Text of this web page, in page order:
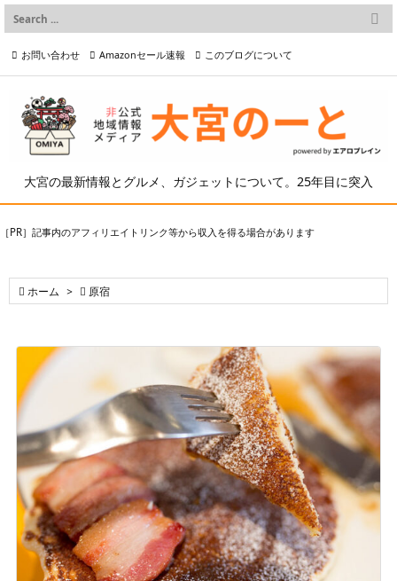
大宮の最新情報とグルメ、ガジェットについて。25年目に突入

メニュー

検索
お問い合わせ Amazonセール速報 このブログについて
プライバシーポリシー等
［PR］記事内のアフィリエイトリンク等から収入を得る場合があります
 ホーム >  原宿